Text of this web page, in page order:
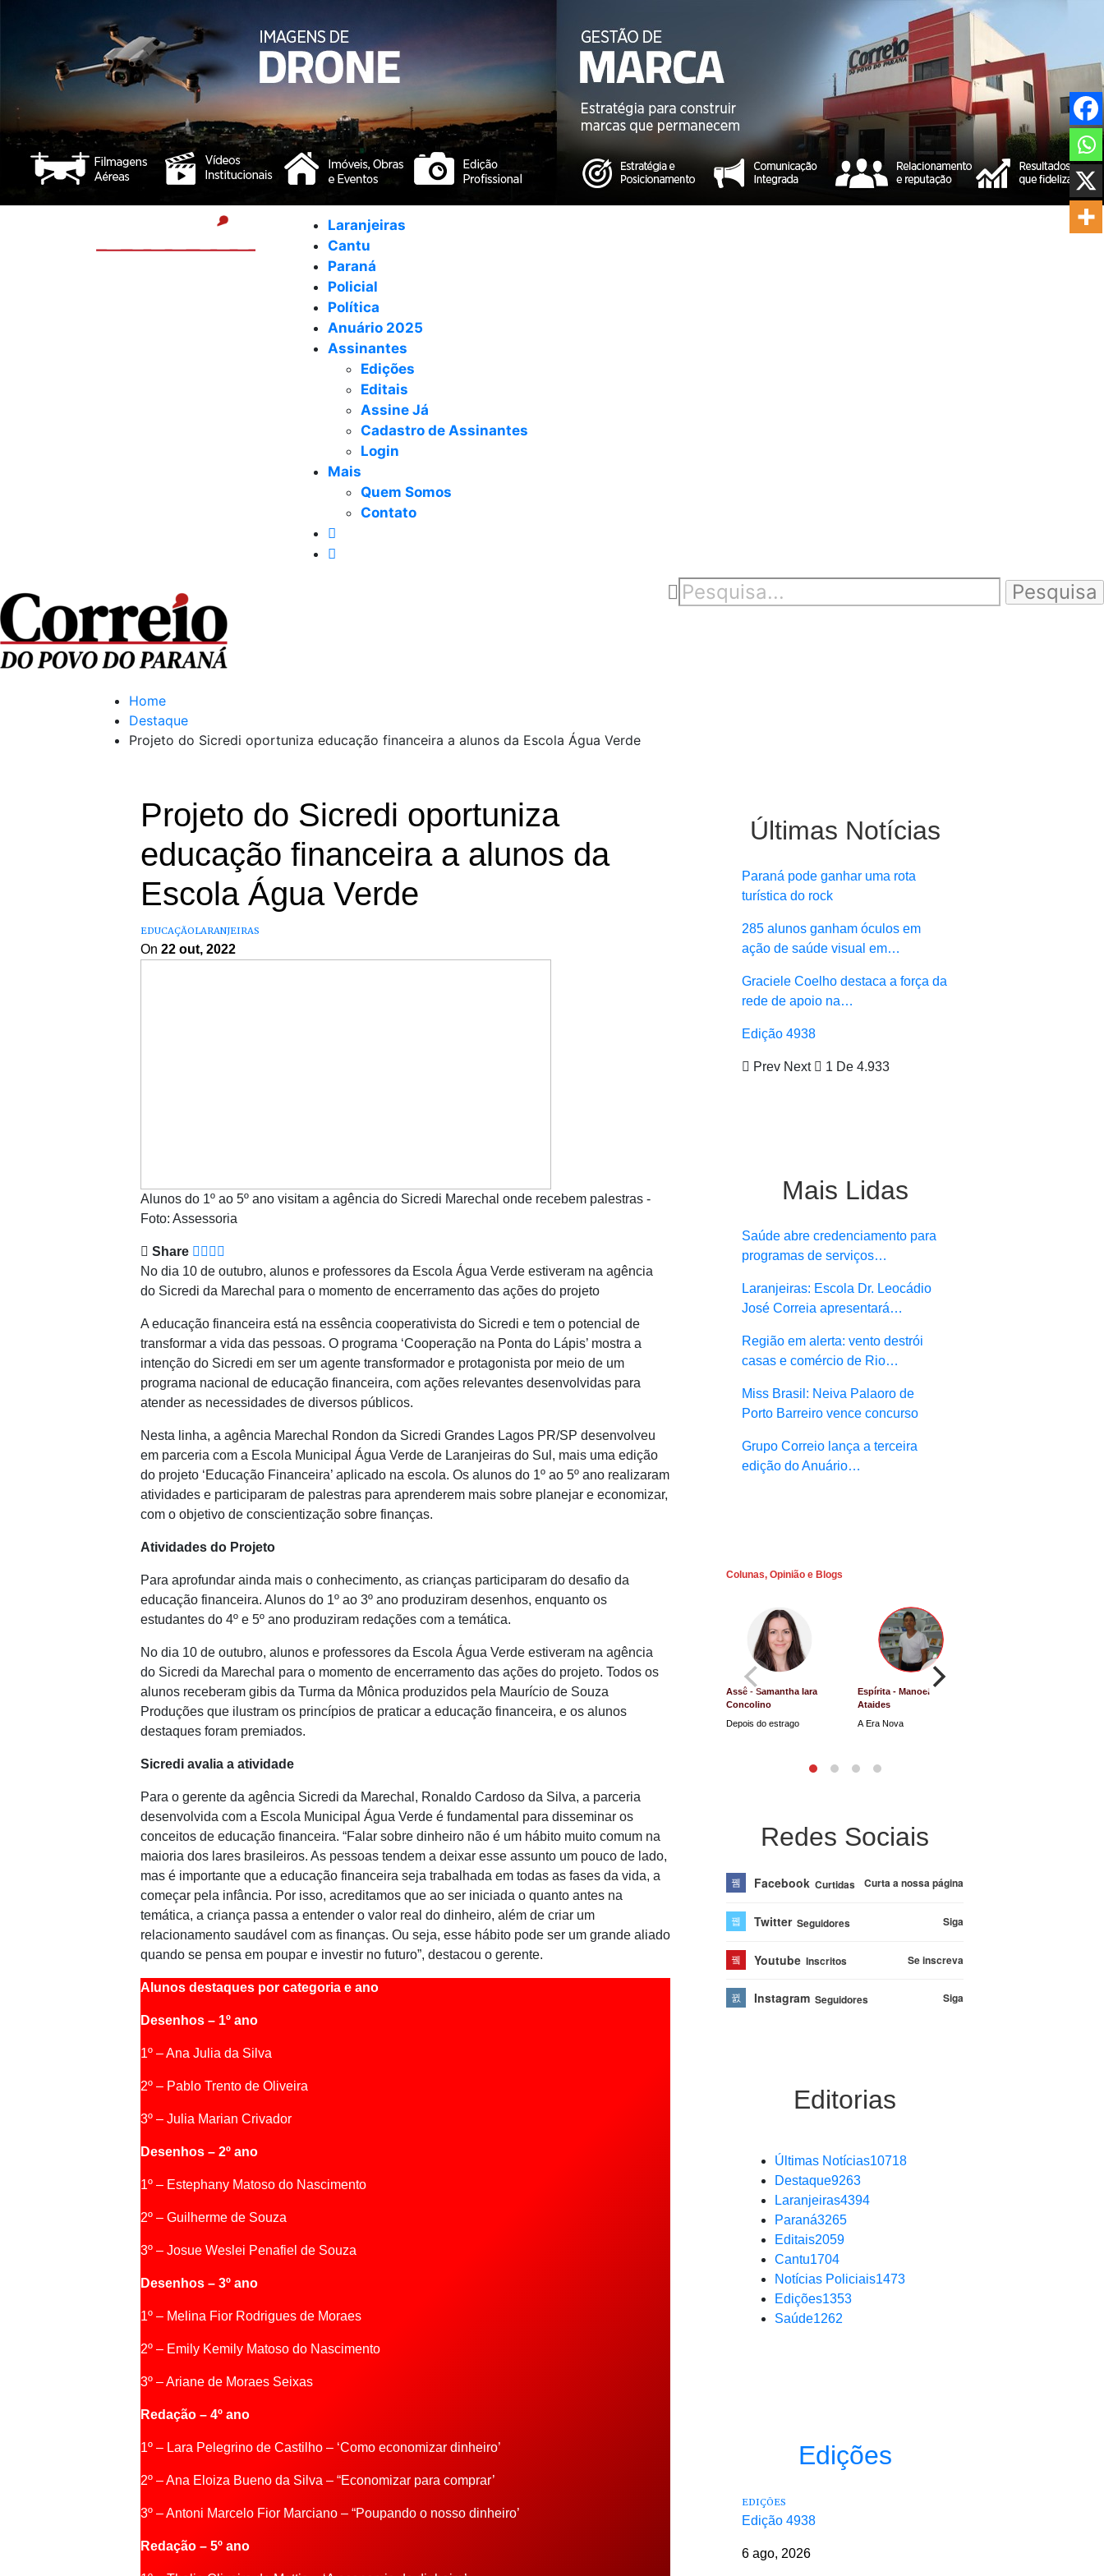
Laranjeiras
Cantu
Paraná
Policial
Política
Anuário 2025
Assinantes
Edições
Editais
Assine Já
Cadastro de Assinantes
Login
Mais
Quem Somos
Contato
Home
Destaque
Projeto do Sicredi oportuniza educação financeira a alunos da Escola Água Verde
Projeto do Sicredi oportuniza
educação financeira a alunos da
Escola Água Verde
EDUCAÇÃOLARANJEIRAS
On 22 out, 2022
Alunos do 1º ao 5º ano visitam a agência do Sicredi Marechal onde recebem palestras -
Foto: Assessoria
Share
No dia 10 de outubro, alunos e professores da Escola Água Verde estiveram na agência
do Sicredi da Marechal para o momento de encerramento das ações do projeto
A educação financeira está na essência cooperativista do Sicredi e tem o potencial de
transformar a vida das pessoas. O programa ‘Cooperação na Ponta do Lápis’ mostra a
intenção do Sicredi em ser um agente transformador e protagonista por meio de um
programa nacional de educação financeira, com ações relevantes desenvolvidas para
atender as necessidades de diversos públicos.
Nesta linha, a agência Marechal Rondon da Sicredi Grandes Lagos PR/SP desenvolveu
em parceria com a Escola Municipal Água Verde de Laranjeiras do Sul, mais uma edição
do projeto ‘Educação Financeira’ aplicado na escola. Os alunos do 1º ao 5º ano realizaram
atividades e participaram de palestras para aprenderem mais sobre planejar e economizar,
com o objetivo de conscientização sobre finanças.
Atividades do Projeto
Para aprofundar ainda mais o conhecimento, as crianças participaram do desafio da
educação financeira. Alunos do 1º ao 3º ano produziram desenhos, enquanto os
estudantes do 4º e 5º ano produziram redações com a temática.
No dia 10 de outubro, alunos e professores da Escola Água Verde estiveram na agência
do Sicredi da Marechal para o momento de encerramento das ações do projeto. Todos os
alunos receberam gibis da Turma da Mônica produzidos pela Maurício de Souza
Produções que ilustram os princípios de praticar a educação financeira, e os alunos
destaques foram premiados.
Sicredi avalia a atividade
Para o gerente da agência Sicredi da Marechal, Ronaldo Cardoso da Silva, a parceria
desenvolvida com a Escola Municipal Água Verde é fundamental para disseminar os
conceitos de educação financeira. “Falar sobre dinheiro não é um hábito muito comum na
maioria dos lares brasileiros. As pessoas tendem a deixar esse assunto um pouco de lado,
mas é importante que a educação financeira seja trabalhada em todas as fases da vida, a
começar pela infância. Por isso, acreditamos que ao ser iniciada o quanto antes na
temática, a criança passa a entender o valor real do dinheiro, além de criar um
relacionamento saudável com as finanças. Ou seja, esse hábito pode ser um grande aliado
quando se pensa em poupar e investir no futuro”, destacou o gerente.
Alunos destaques por categoria e ano
Desenhos – 1º ano
1º – Ana Julia da Silva
2º – Pablo Trento de Oliveira
3º – Julia Marian Crivador
Desenhos – 2º ano
1º – Estephany Matoso do Nascimento
2º – Guilherme de Souza
3º – Josue Weslei Penafiel de Souza
Desenhos – 3º ano
1º – Melina Fior Rodrigues de Moraes
2º – Emily Kemily Matoso do Nascimento
3º – Ariane de Moraes Seixas
Redação – 4º ano
1º – Lara Pelegrino de Castilho – ‘Como economizar dinheiro’
2º – Ana Eloiza Bueno da Silva – “Economizar para comprar’
3º – Antoni Marcelo Fior Marciano – “Poupando o nosso dinheiro’
Redação – 5º ano
Últimas Notícias
Paraná pode ganhar uma rota
turística do rock
285 alunos ganham óculos em
ação de saúde visual em…
Graciele Coelho destaca a força da
rede de apoio na…
Edição 4938
Prev Next 1 De 4.933
Mais Lidas
Saúde abre credenciamento para
programas de serviços…
Laranjeiras: Escola Dr. Leocádio
José Correia apresentará…
Região em alerta: vento destrói
casas e comércio de Rio…
Miss Brasil: Neiva Palaoro de
Porto Barreiro vence concurso
Grupo Correio lança a terceira
edição do Anuário…
Colunas, Opinião e Blogs
Assê - Samantha Iara
Concolino
Depois do estrago
Espírita - Manoel
Ataides
A Era Nova
Redes Sociais
Facebook Curtidas Curta a nossa página
Twitter Seguidores Siga
Youtube Inscritos Se inscreva
Instagram Seguidores Siga
Editorias
Últimas Notícias10718
Destaque9263
Laranjeiras4394
Paraná3265
Editais2059
Cantu1704
Notícias Policiais1473
Edições1353
Saúde1262
Edições
EDIÇÕES
Edição 4938
6 ago, 2026